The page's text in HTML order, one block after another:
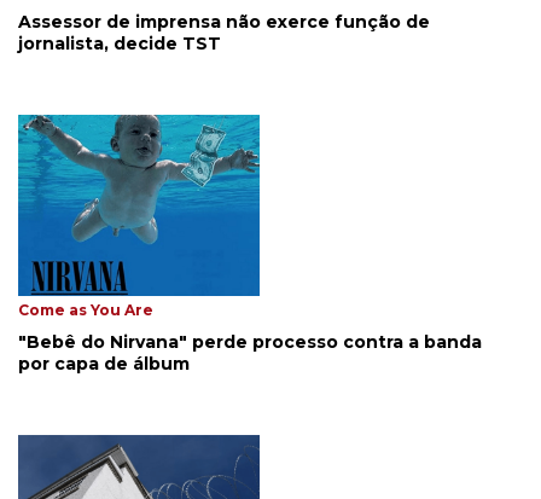
Assessor de imprensa não exerce função de
jornalista, decide TST
Come as You Are
"Bebê do Nirvana" perde processo contra a banda
por capa de álbum